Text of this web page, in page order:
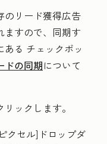
のリード獲得広告
ますので、同期す
ある チェックボッ
ドの同期について
リックします。
クセル]ドロップダ